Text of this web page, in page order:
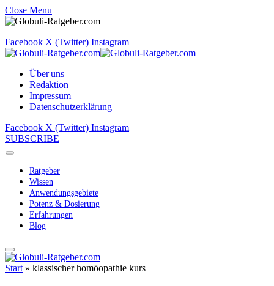
Close Menu
Facebook X (Twitter) Instagram
Über uns
Redaktion
Impressum
Datenschutzerklärung
Facebook X (Twitter) Instagram
SUBSCRIBE
Ratgeber
Wissen
Anwendungsgebiete
Potenz & Dosierung
Erfahrungen
Blog
Start » klassischer homöopathie kurs